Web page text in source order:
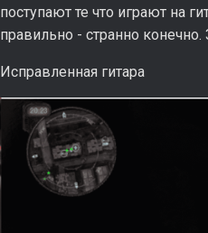
поступают те что играют на
правильно - странно
Исправленная гитара